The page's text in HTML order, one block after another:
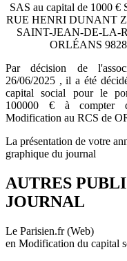
SAS au capital de 1000 €
RUE HENRI DUNANT
SAINT-JEAN-DE-LA-
ORLÉANS
Par décision de
26/06/2025 , il a été
capital social pour le
100000 € à compter
Modification au RCS de
La présentation de votre
graphique du journal
AUTRES
JOURNAL
Le Parisien.fr (Web)
en Modification du capital